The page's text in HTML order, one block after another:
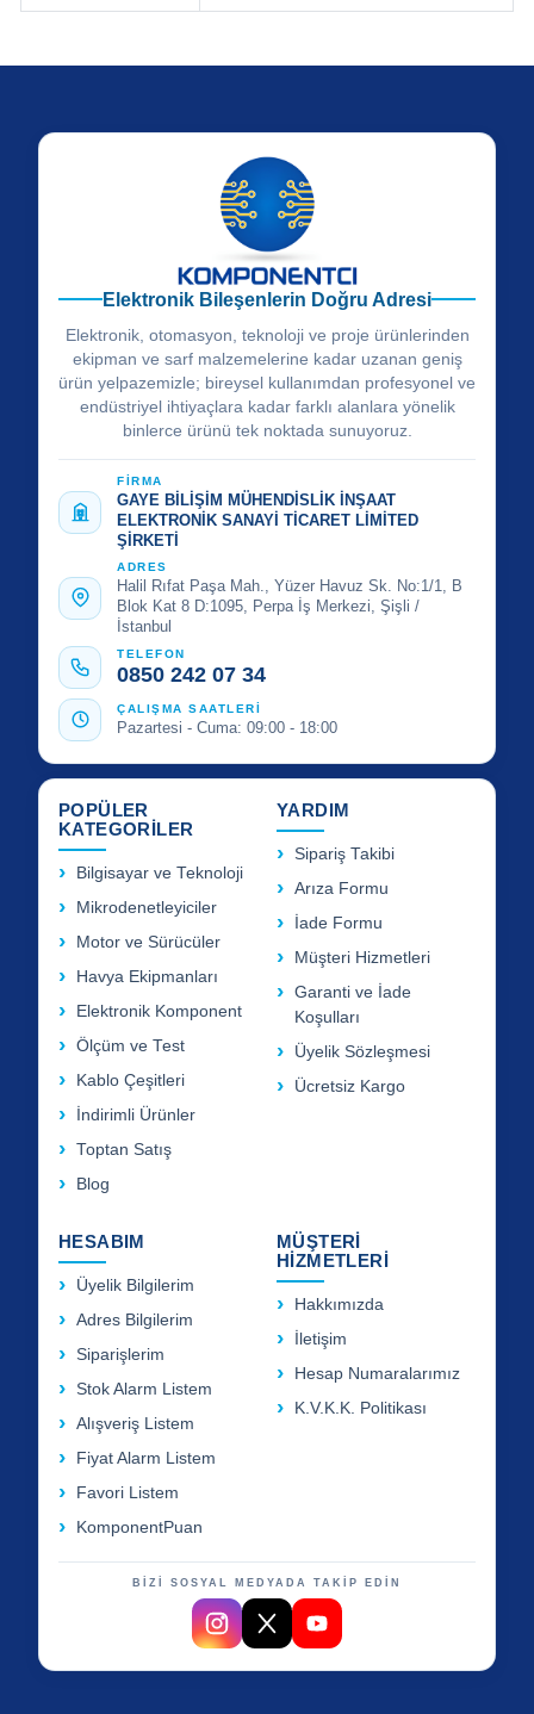
Elektronik Bileşenlerin Doğru Adresi
Elektronik, otomasyon, teknoloji ve proje ürünlerinden
ekipman ve sarf malzemelerine kadar uzanan geniş
ürün yelpazemizle; bireysel kullanımdan profesyonel ve
endüstriyel ihtiyaçlara kadar farklı alanlara yönelik
binlerce ürünü tek noktada sunuyoruz.
FİRMA
GAYE BİLİŞİM MÜHENDİSLİK İNŞAAT
ELEKTRONİK SANAYİ TİCARET LİMİTED
ŞİRKETİ
ADRES
Halil Rıfat Paşa Mah., Yüzer Havuz Sk. No:1/1, B
Blok Kat 8 D:1095, Perpa İş Merkezi, Şişli /
İstanbul
TELEFON
0850 242 07 34
ÇALIŞMA SAATLERİ
Pazartesi - Cuma: 09:00 - 18:00
POPÜLER
KATEGORİLER
Bilgisayar ve Teknoloji
Mikrodenetleyiciler
Motor ve Sürücüler
Havya Ekipmanları
Elektronik Komponent
Ölçüm ve Test
Kablo Çeşitleri
İndirimli Ürünler
Toptan Satış
Blog
YARDIM
Sipariş Takibi
Arıza Formu
İade Formu
Müşteri Hizmetleri
Garanti ve İade
Koşulları
Üyelik Sözleşmesi
Ücretsiz Kargo
HESABIM
Üyelik Bilgilerim
Adres Bilgilerim
Siparişlerim
Stok Alarm Listem
Alışveriş Listem
Fiyat Alarm Listem
Favori Listem
KomponentPuan
MÜŞTERİ
HİZMETLERİ
Hakkımızda
İletişim
Hesap Numaralarımız
K.V.K.K. Politikası
BİZİ SOSYAL MEDYADA TAKİP EDİN